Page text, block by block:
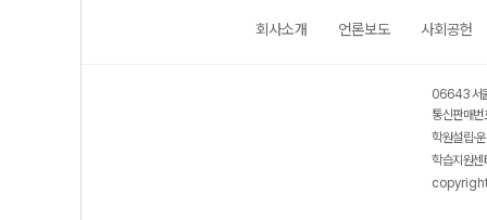
회사소개 언론보도 사회공헌
06643 서
통신판매
학원설립·
학습지원